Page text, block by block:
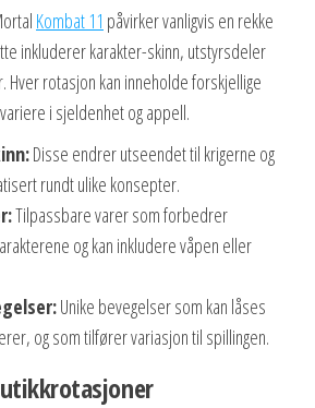
Kombat 11 påvirker vanligvis en rekke
inkluderer karakter-skinn, utstyrsdeler
Hver rotasjon kan inneholde forskjellige
i sjeldenhet og appell.
Disse endrer utseendet til krigerne og
rundt ulike konsepter.
Tilpassbare varer som forbedrer
og kan inkludere våpen eller
Unike bevegelser som kan låses
og som tilfører variasjon til spillingen.